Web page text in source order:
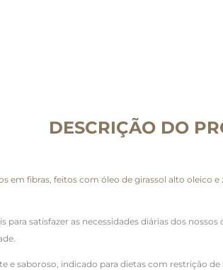
DESCRIÇÃO DO
em fibras, feitos com óleo de girassol alto oleico
para satisfazer as necessidades diárias dos
e saboroso, indicado para dietas com restrição de